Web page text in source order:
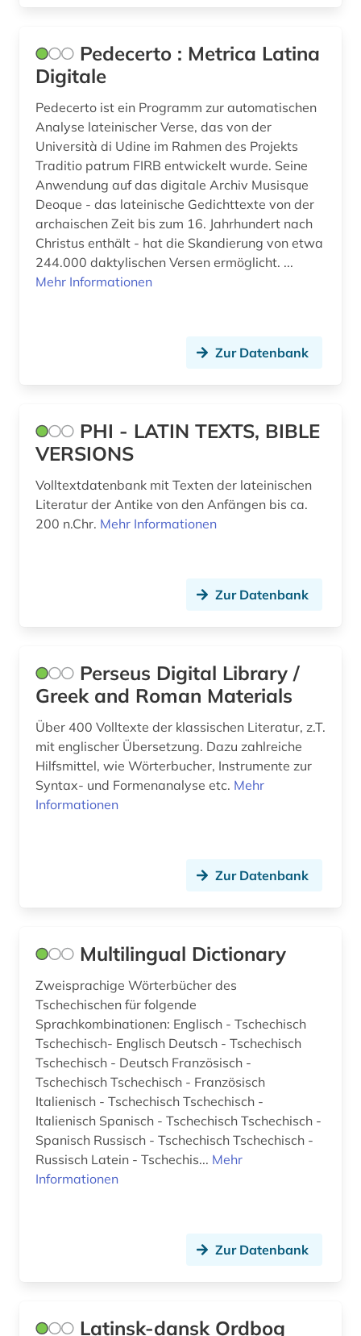
Pedecerto : Metrica Latina
Digitale
Pedecerto ist ein Programm zur automatischen
Analyse lateinischer Verse, das von der
Università di Udine im Rahmen des Projekts
Traditio patrum FIRB entwickelt wurde. Seine
Anwendung auf das digitale Archiv Musisque
Deoque - das lateinische Gedichttexte von der
archaischen Zeit bis zum 16. Jahrhundert nach
Christus enthält - hat die Skandierung von etwa
244.000 daktylischen Versen ermöglicht. ...
Mehr Informationen
Zur Datenbank
PHI - LATIN TEXTS, BIBLE
VERSIONS
Volltextdatenbank mit Texten der lateinischen
Literatur der Antike von den Anfängen bis ca.
200 n.Chr. Mehr Informationen
Zur Datenbank
Perseus Digital Library /
Greek and Roman Materials
Über 400 Volltexte der klassischen Literatur, z.T.
mit englischer Übersetzung. Dazu zahlreiche
Hilfsmittel, wie Wörterbucher, Instrumente zur
Syntax- und Formenanalyse etc. Mehr
Informationen
Zur Datenbank
Multilingual Dictionary
Zweisprachige Wörterbücher des
Tschechischen für folgende
Sprachkombinationen: Englisch - Tschechisch
Tschechisch- Englisch Deutsch - Tschechisch
Tschechisch - Deutsch Französisch -
Tschechisch Tschechisch - Französisch
Italienisch - Tschechisch Tschechisch -
Italienisch Spanisch - Tschechisch Tschechisch -
Spanisch Russisch - Tschechisch Tschechisch -
Russisch Latein - Tschechis... Mehr
Informationen
Zur Datenbank
Latinsk-dansk Ordbog